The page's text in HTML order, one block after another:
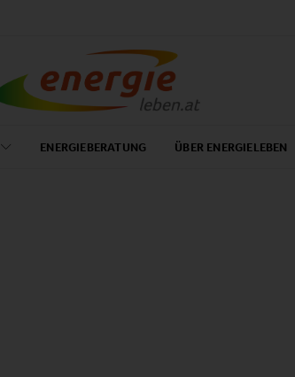
ENERGIEBERATUNG ÜBER ENERGIELEBEN